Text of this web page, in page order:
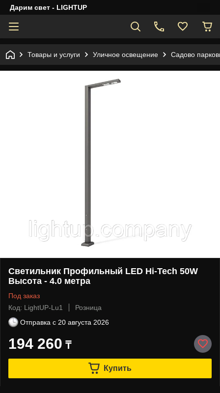
Дарим свет - LIGHTUP
Товары и услуги Уличное освещение Садово
Светильник Профильный LED Hi-Tech 50W
Высота - 4.0 метра
Под заказ
Код: LightUP-Lu1
Розница
Отправка с 20 августа 2026
194 260 ₸
Купить